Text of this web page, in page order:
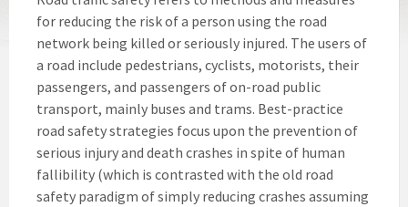
for reducing the risk of a person using the road
network being killed or seriously injured. The users of
a road include pedestrians, cyclists, motorists, their
passengers, and passengers of on-road public
transport, mainly buses and trams. Best-practice
road safety strategies focus upon the prevention of
serious injury and death crashes in spite of human
fallibility (which is contrasted with the old road
safety paradigm of simply reducing crashes assuming